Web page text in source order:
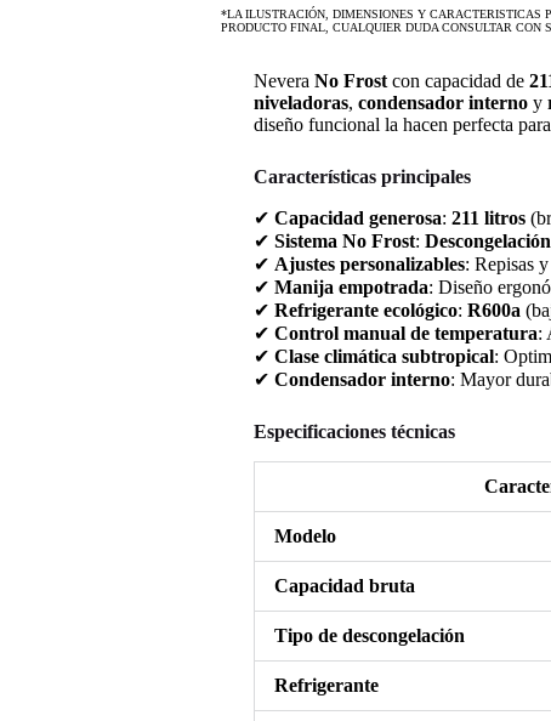
*LA ILUSTRACIÓN, DIMENSIONES Y CARACTERISTICAS
PRODUCTO FINAL, CUALQUIER DUDA CONSULTAR CON
Nevera No Frostcon capacidad de
niveladoras, condensador internoy
diseño funcional la hacen perfecta
Características principales
✔ Capacidad generosa: 211 litros
✔ Sistema No Frost:
✔ Ajustes personalizables: Repisas
✔ Manija empotrada: Diseño
✔ Refrigerante ecológico: R600a
✔ Control manual de temperatura:
✔ Clase climática subtropical:
✔ Condensador interno: Mayor
Especificaciones técnicas
Modelo
Capacidad bruta
Tipo de descongelación
Refrigerante